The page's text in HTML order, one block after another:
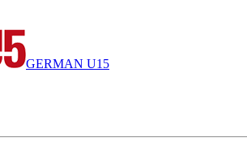
GERMAN U15